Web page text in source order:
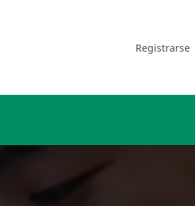
Registrarse